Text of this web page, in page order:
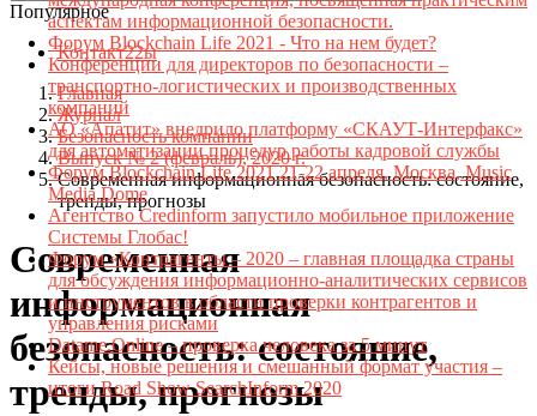
Популярное
аспектам информационной безопасности.
Форум Blockchain Life 2021 - Что на нем будет?
Конференции для директоров по безопасности –
транспортно-логистических и производственных
компаний
АО «Апатит» внедрило платформу «СКАУТ-Интерфакс»
для автоматизации процедур работы кадровой службы
Форум Blockchain Life 2021 21-22 апреля, Москва, Music
Media Dome
Агентство Credinform запустило мобильное приложение
Системы Глобас!
Форум «Контрагенты – 2020 – главная площадка страны
для обсуждения информационно-аналитических сервисов
и инструментов в области проверки контрагентов и
управления рисками
Datame.Online – проверка человека за 5 минут
Кейсы, новые решения и смешанный формат участия –
итоги Road Show SearchInform 2020
Контакт22ы
Главная
Журнал
Безопасность компании
Выпуск № 2 (февраль), 2020 г.
Современная информационная безопасность: состояние,
тренды, прогнозы
Современная
информационная
безопасность: состояние,
тренды, прогнозы